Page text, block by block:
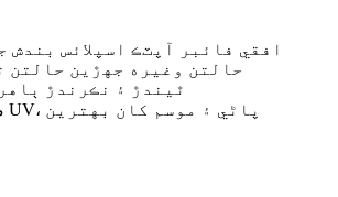
حالتن وغيره جهڙين حالتن